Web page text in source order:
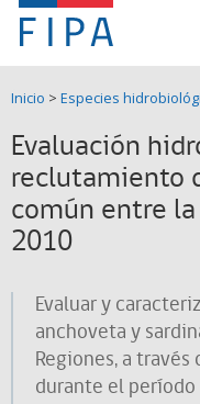
Fondo
de
Pesquera
y
Acuicultura
SUBPESCA
FIPA;
Fondo
Investigación
y
de
Acuicultira
Inicio > Especies
Evaluación
reclutamiento
común entre la
2010
Evaluar y
anchoveta y
Regiones, a
durante el